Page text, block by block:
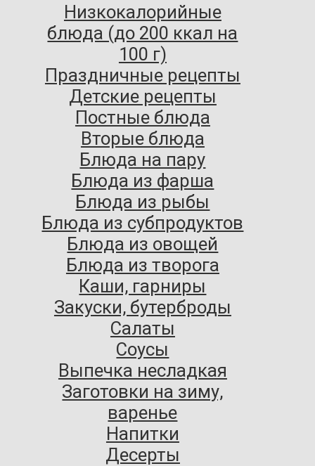
Низкокалорийные
блюда (до 200 ккал на
100 г)
Праздничные рецепты
Детские рецепты
Постные блюда
Вторые блюда
Блюда на пару
Блюда из фарша
Блюда из рыбы
Блюда из субпродуктов
Блюда из овощей
Блюда из творога
Каши, гарниры
Закуски, бутерброды
Салаты
Соусы
Выпечка несладкая
Заготовки на зиму,
варенье
Напитки
Десерты